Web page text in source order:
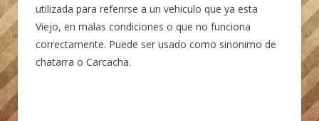
utilizada para referirse a un vehiculo que ya esta
Viejo, en malas condiciones o que no funciona
correctamente. Puede ser usado como sinonimo de
chatarra o Carcacha.